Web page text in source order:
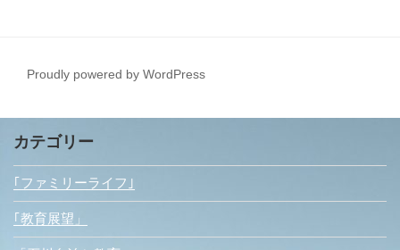
Proudly powered by WordPress
カテゴリー
｢ファミリーライフ｣
｢教育展望」